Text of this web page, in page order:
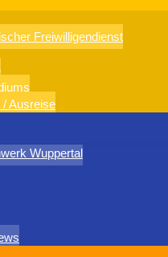
Freiwilligendienst
Ausreise
Wuppertal